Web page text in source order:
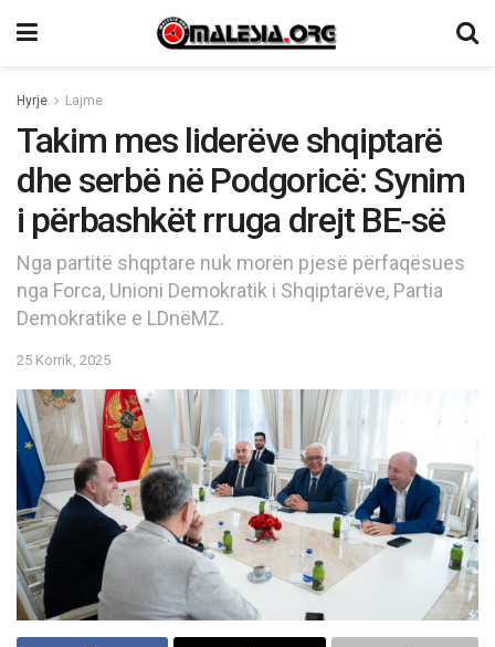
Hyrje Lajme
Takim mes liderëve shqiptarë
dhe serbë në Podgoricë: Synim
i përbashkët rruga drejt BE‑së
Nga partitë shqptare nuk morën pjesë përfaqësues
nga Forca, Unioni Demokratik i Shqiptarëve, Partia
Demokratike e LDnëMZ.
25 Korrik, 2025